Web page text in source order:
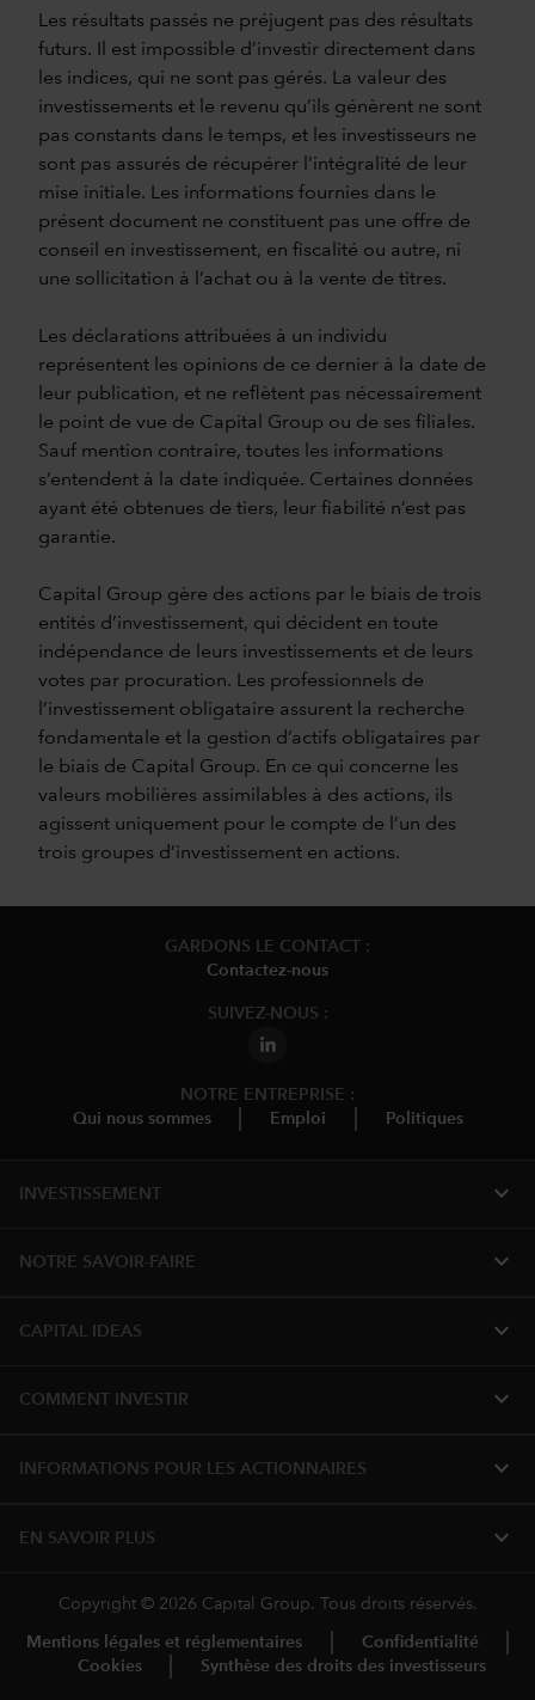
Les résultats passés ne préjugent pas des résultats
futurs. Il est impossible d’investir directement dans
les indices, qui ne sont pas gérés. La valeur des
investissements et le revenu qu’ils génèrent ne sont
pas constants dans le temps, et les investisseurs ne
sont pas assurés de récupérer l’intégralité de leur
mise initiale. Les informations fournies dans le
présent document ne constituent pas une offre de
conseil en investissement, en fiscalité ou autre, ni
une sollicitation à l’achat ou à la vente de titres.
Les déclarations attribuées à un individu
représentent les opinions de ce dernier à la date de
leur publication, et ne reflètent pas nécessairement
le point de vue de Capital Group ou de ses filiales.
Sauf mention contraire, toutes les informations
s’entendent à la date indiquée. Certaines données
ayant été obtenues de tiers, leur fiabilité n’est pas
garantie.
Capital Group gère des actions par le biais de trois
entités d’investissement, qui décident en toute
indépendance de leurs investissements et de leurs
votes par procuration. Les professionnels de
l’investissement obligataire assurent la recherche
fondamentale et la gestion d’actifs obligataires par
le biais de Capital Group. En ce qui concerne les
valeurs mobilières assimilables à des actions, ils
agissent uniquement pour le compte de l’un des
trois groupes d’investissement en actions.
GARDONS LE CONTACT :
Contactez-nous
SUIVEZ-NOUS :
NOTRE ENTREPRISE :
Qui nous sommes
Emploi Politiques
INVESTISSEMENT expand_more
NOTRE SAVOIR-FAIRE expand_more
CAPITAL IDEAS expand_more
COMMENT INVESTIR expand_more
INFORMATIONS POUR LES ACTIONNAIRES expand_more
EN SAVOIR PLUS expand_more
Copyright © 2026 Capital Group. Tous droits réservés.
Mentions légales et réglementaires
Confidentialité
Cookies
Synthèse des droits des investisseurs